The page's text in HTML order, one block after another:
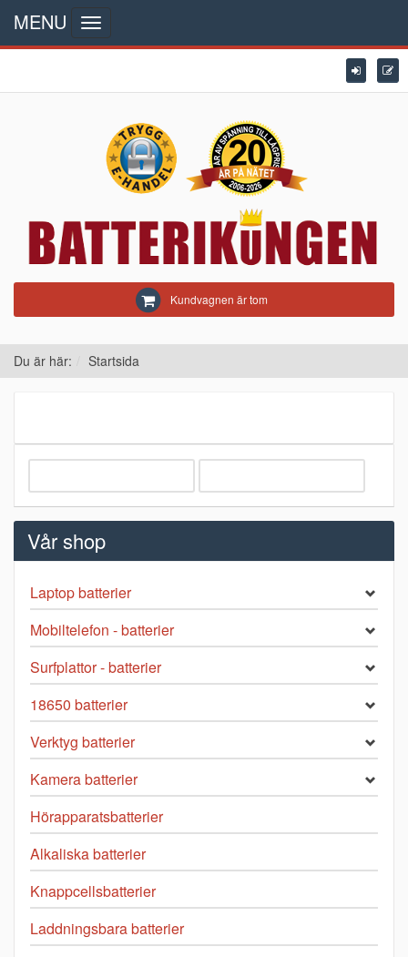
Kundvagnen är tom
MENU
Toggle
navigation
Du är här: Startsida
Vår shop
Laptop batterier
Mobiltelefon - batterier
Surfplattor - batterier
18650 batterier
Verktyg batterier
Kamera batterier
Hörapparatsbatterier
Alkaliska batterier
Knappcellsbatterier
Laddningsbara batterier